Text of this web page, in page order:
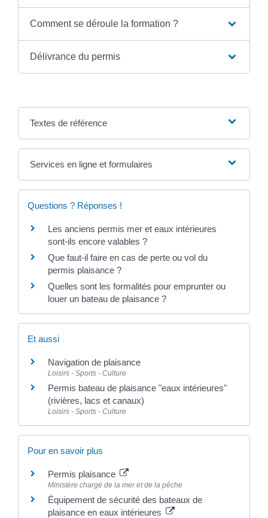
Comment se déroule la formation ?
Délivrance du permis
Textes de référence
Services en ligne et formulaires
Questions ? Réponses !
Les anciens permis mer et eaux intérieures
sont-ils encore valables ?
Que faut-il faire en cas de perte ou vol du
permis plaisance ?
Quelles sont les formalités pour emprunter ou
louer un bateau de plaisance ?
Et aussi
Navigation de plaisance
Loisirs - Sports - Culture
Permis bateau de plaisance "eaux intérieures"
(rivières, lacs et canaux)
Loisirs - Sports - Culture
Pour en savoir plus
Permis plaisance
Ministère chargé de la mer et de la pêche
Équipement de sécurité des bateaux de
plaisance en eaux intérieures